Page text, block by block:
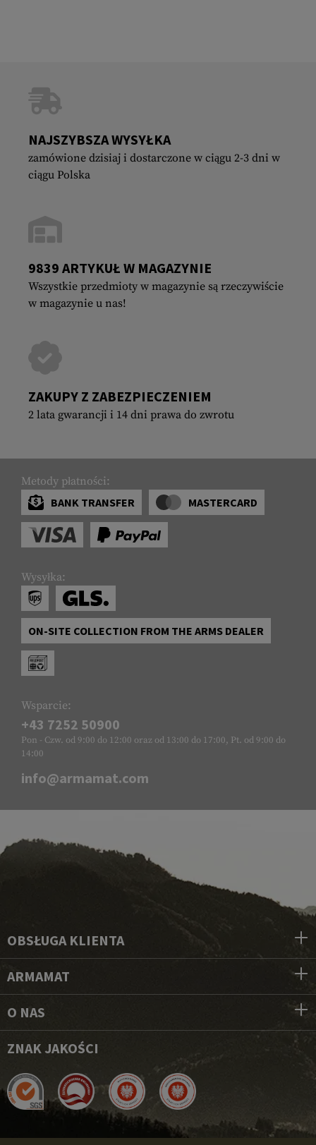
NAJSZYBSZA WYSYŁKA
zamówione dzisiaj i dostarczone w ciągu 2-3 dni w
ciągu Polska
9839 ARTYKUŁ W MAGAZYNIE
Wszystkie przedmioty w magazynie są rzeczywiście
w magazynie u nas!
ZAKUPY Z ZABEZPIECZENIEM
2 lata gwarancji i 14 dni prawa do zwrotu
Metody płatności:
BANK TRANSFER
MASTERCARD
Wysyłka:
ON-SITE COLLECTION FROM THE ARMS DEALER
Wsparcie:
+43 7252 50900
Pon - Czw. od 9:00 do 12:00 oraz od 13:00 do 17:00, Pt. od 9:00 do
14:00
info@armamat.com
OBSŁUGA KLIENTA
ARMAMAT
O NAS
ZNAK JAKOŚCI